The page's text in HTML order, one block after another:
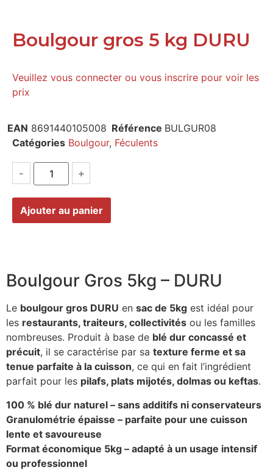
Boulgour gros 5 kg DURU
Veuillez vous connecter ou vous inscrire pour voir les
prix
EAN 8691440105008 Référence BULGUR08
Catégories Boulgour, Féculents
- +
Ajouter au panier
Boulgour Gros 5kg – DURU
Le boulgour gros DURU en sac de 5kg est idéal pour
les restaurants, traiteurs, collectivités ou les familles
nombreuses. Produit à base de blé dur concassé et
précuit, il se caractérise par sa texture ferme et sa
tenue parfaite à la cuisson, ce qui en fait l’ingrédient
parfait pour les pilafs, plats mijotés, dolmas ou keftas.
100 % blé dur naturel – sans additifs ni conservateurs
Granulométrie épaisse – parfaite pour une cuisson
lente et savoureuse
Format économique 5kg – adapté à un usage intensif
ou professionnel